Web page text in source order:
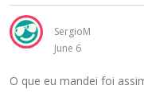
SergioM
June 6
O que eu mandei foi